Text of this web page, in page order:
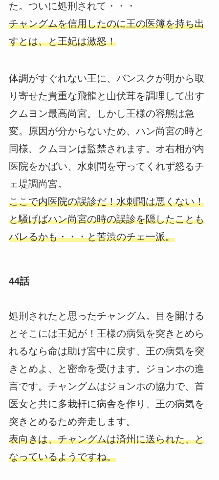
た。ついに処刑されて・・・
チャングムを信用したのに王の医簿を持ち出
すとは、と王妃は激怒！
体調がすぐれない王に、バンスクが明から取
り寄せた貴重な飛龍と山伏茸を調理して出す
クムヨン最高尚宮。しかし王様の容態は急
変。原因が分からないため、ハン尚宮の時と
同様、クムヨンは監禁されます。オ右相が内
医院をかばい、水刺間を守ってくれず怒るチ
ェ堤調尚宮。
ここで内医院の誤診だ！水刺間は悪くない！
と騒げばハン尚宮の時の誤診を隠したことも
バレるかも・・・と苦渋のチェ一派。
44話
処刑されたと思ったチャングム。目を開ける
とそこには王妃が！王様の病気を突きとめら
れるなら命は助け宮中に戻す、王の病気を突
きとめよ、と密命を受けます。ジョンホの進
言です。チャングムはジョンホの協力で、首
医女と共に多栽軒に病舎を作り、王の病気を
突きとめるため奔走します。
表向きは、チャングムは済州に送られた、と
なっているようですね。